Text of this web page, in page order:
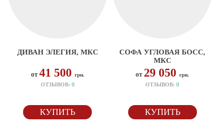
ДИВАН ЭЛЕГИЯ, МКС
от 41 500 грн.
ОТЗЫВОВ: 0
КУПИТЬ
СОФА УГЛОВАЯ БОСС,
МКС
от 29 050грн.
ОТЗЫВОВ:0
КУПИТЬ